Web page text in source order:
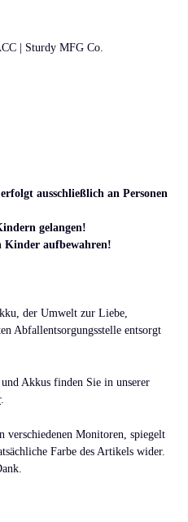
| Sturdy MFG Co.
ausschließlich an Personen
gelangen!
Kinder aufbewahren!
der Umwelt zur Liebe,
Abfallentsorgungsstelle entsorgt
Akkus finden Sie in unserer
.
verschiedenen Monitoren, spiegelt
Farbe des Artikels wider.